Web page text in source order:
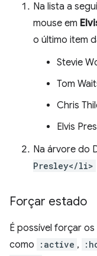
Na lista a
mouse em
o último item
Stevie
Tom
Chris
Elvis
Na árvore do
Presley</li>
Forçar estado
É possível forçar
como
:active ,